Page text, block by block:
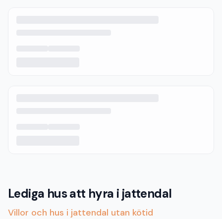
Lediga hus att hyra i jattendal
Villor och hus i jattendal utan kötid